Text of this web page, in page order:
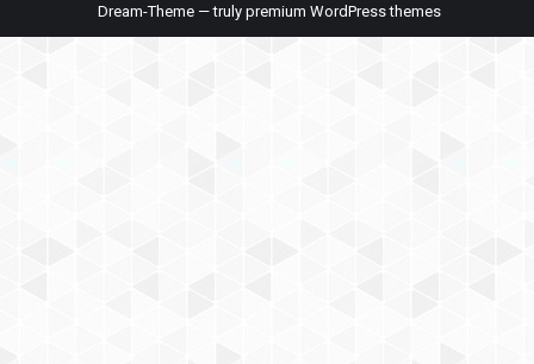
Dream-Theme — truly premium WordPress themes